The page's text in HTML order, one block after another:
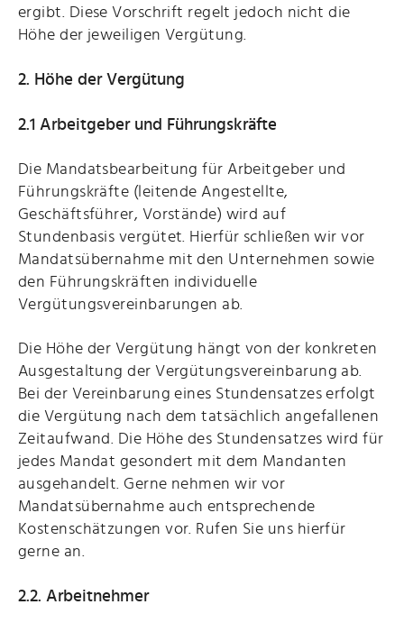
ergibt. Diese Vorschrift regelt jedoch nicht die
Höhe der jeweiligen Vergütung.
2. Höhe der Vergütung
2.1 Arbeitgeber und Führungskräfte
Die Mandatsbearbeitung für Arbeitgeber und
Führungskräfte (leitende Angestellte,
Geschäftsführer, Vorstände) wird auf
Stundenbasis vergütet. Hierfür schließen wir vor
Mandatsübernahme mit den Unternehmen sowie
den Führungskräften individuelle
Vergütungsvereinbarungen ab.
Die Höhe der Vergütung hängt von der konkreten
Ausgestaltung der Vergütungsvereinbarung ab.
Bei der Vereinbarung eines Stundensatzes erfolgt
die Vergütung nach dem tatsächlich angefallenen
Zeitaufwand. Die Höhe des Stundensatzes wird für
jedes Mandat gesondert mit dem Mandanten
ausgehandelt. Gerne nehmen wir vor
Mandatsübernahme auch entsprechende
Kostenschätzungen vor. Rufen Sie uns hierfür
gerne an.
2.2. Arbeitnehmer